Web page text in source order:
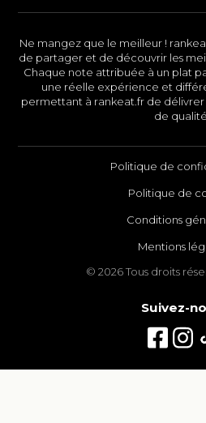
Ne mangez que le meilleur !
de partager et de découvrir les
Chaque note attribuée à un plat
une réelle expérience et
permettant à rankeat.fr de
de qualité.
Politique de
Politique de
Conditions
Mentions
© 2026 Tous droits
Suivez-